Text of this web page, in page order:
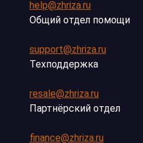
help@zhriza.ru
Общий отдел помощи
support@zhriza.ru
Техподдержка
resale@zhriza.ru
Партнёрский отдел
finance@zhriza.ru